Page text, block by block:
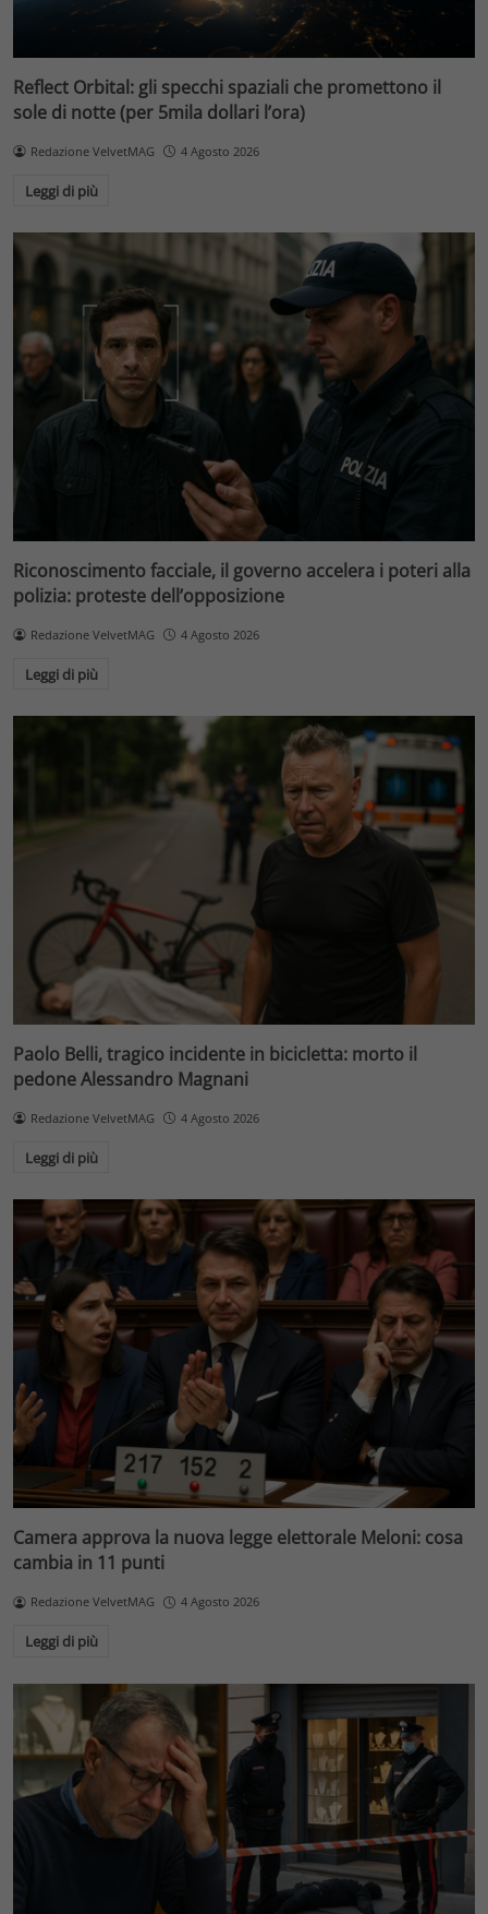
Reflect Orbital: gli specchi spaziali che promettono il
sole di notte (per 5mila dollari l’ora)
Redazione VelvetMAG 4 Agosto 2026
Leggi di più
Riconoscimento facciale, il governo accelera i poteri alla
polizia: proteste dell’opposizione
Redazione VelvetMAG 4 Agosto 2026
Leggi di più
Paolo Belli, tragico incidente in bicicletta: morto il
pedone Alessandro Magnani
Redazione VelvetMAG 4 Agosto 2026
Leggi di più
Camera approva la nuova legge elettorale Meloni: cosa
cambia in 11 punti
Redazione VelvetMAG 4 Agosto 2026
Leggi di più